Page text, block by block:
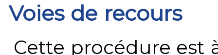
Voies de recours
Cette procédure est